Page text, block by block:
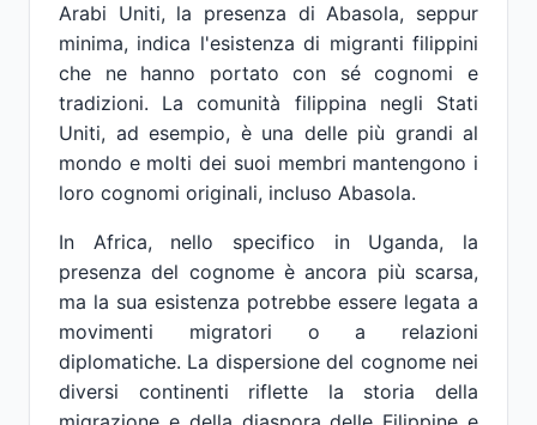
Arabi Uniti, la presenza di Abasola, seppur
minima, indica l'esistenza di migranti filippini
che ne hanno portato con sé cognomi e
tradizioni. La comunità filippina negli Stati
Uniti, ad esempio, è una delle più grandi al
mondo e molti dei suoi membri mantengono i
loro cognomi originali, incluso Abasola.
In Africa, nello specifico in Uganda, la
presenza del cognome è ancora più scarsa,
ma la sua esistenza potrebbe essere legata a
movimenti migratori o a relazioni
diplomatiche. La dispersione del cognome nei
diversi continenti riflette la storia della